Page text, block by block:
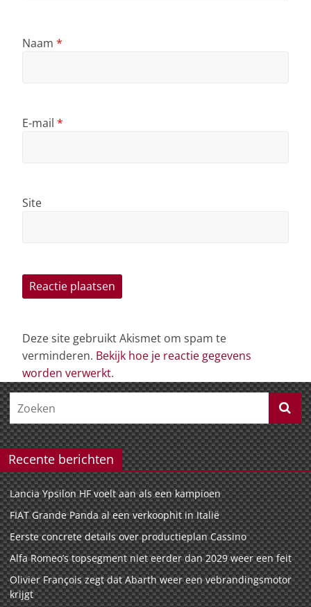
Naam *
E-mail *
Site
Deze site gebruikt Akismet om spam te
verminderen. Bekijk hoe je reactie gegevens
worden verwerkt.
Recente berichten
Lancia Ypsilon HF voelt aan als een kampioen
FIAT Grande Panda al een verkoophit in Italië
Eerste concrete details over productieplan Cassino
Alfa Romeo’s topsegment niet eerder dan 2029 weer een feit
Olivier François zegt dat Abarth weer een vebrandingsmotor
krijgt